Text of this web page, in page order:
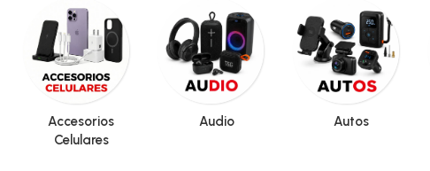
Accesorios
Celulares
Audio Autos